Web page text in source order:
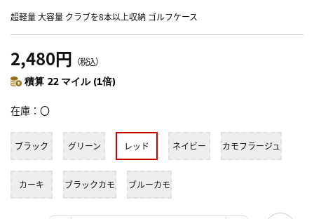
超軽量 大容量 クラブを8本以上収納 ゴルフケース
2,480円 （税込）
積算 22 マイル (1倍)
在庫 〇
ブラック グリーン レッド ネイビー カモフラージュ
カーキ ブラックカモ ブルーカモ